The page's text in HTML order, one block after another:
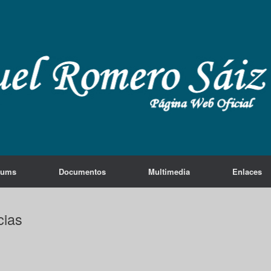
Documentos Multimedia Enlaces